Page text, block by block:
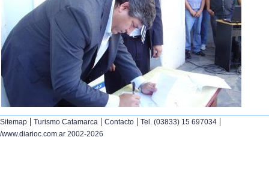
Sitemap | Turismo Catamarca | Contacto | Tel. (03833) 15 697034 |
/www.diarioc.com.ar 2002-2026